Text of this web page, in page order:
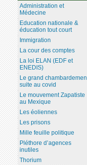
Administration et
Médecine
Education nationale &
éducation tout court
Immigration
La cour des comptes
La loi ELAN (EDF et
ENEDIS)
Le grand
suite au covid
Le mouvement Zapatiste
au Mexique
Les éoliennes
Les prisons
Mille feuille politique
Pléthore d’agences
inutiles
Thorium